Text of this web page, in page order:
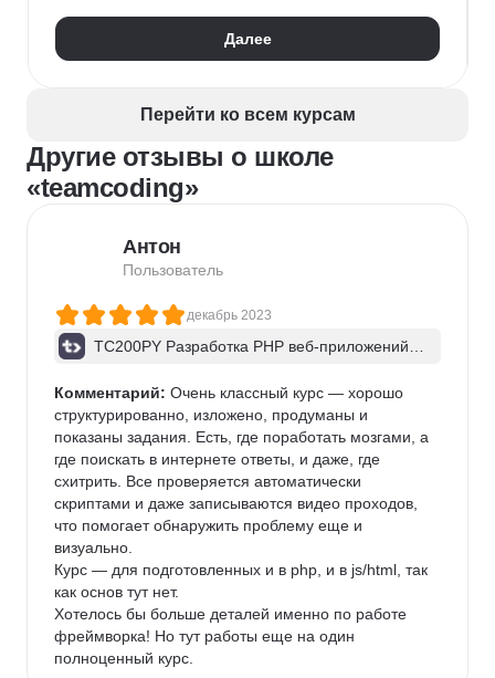
Далее
Перейти ко всем курсам
Другие отзывы о школе
«teamcoding»
Антон
Пользователь
декабрь 2023
TC200PY Разработка PHP веб-приложений н
Комментарий: Очень классный курс — хорошо
структурированно, изложено, продуманы и
показаны задания. Есть, где поработать мозгами, а
где поискать в интернете ответы, и даже, где
схитрить. Все проверяется автоматически
скриптами и даже записываются видео проходов,
что помогает обнаружить проблему еще и
визуально.
Курс — для подготовленных и в php, и в js/html, так
как основ тут нет.
Хотелось бы больше деталей именно по работе
фреймворка! Но тут работы еще на один
полноценный курс.